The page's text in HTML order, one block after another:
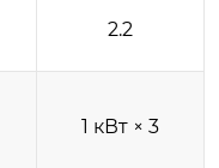
2.2
1 кВт × 3